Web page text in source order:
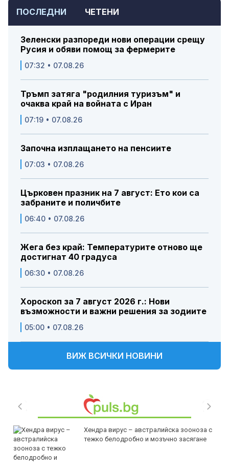
ПОСЛЕДНИ ЧЕТЕНИ
Зеленски разпореди нови операции срещу
Русия и обяви помощ за фермерите
07:32 • 07.08.26
Тръмп затяга "родилния туризъм" и
очаква край на войната с Иран
07:19 • 07.08.26
Започна изплащането на пенсиите
07:03 • 07.08.26
Църковен празник на 7 август: Ето кои са
забраните и поличбите
06:40 • 07.08.26
Жега без край: Температурите отново ще
достигнат 40 градуса
06:30 • 07.08.26
Хороскоп за 7 август 2026 г.: Нови
възможности и важни решения за зодиите
05:00 • 07.08.26
ВИЖ ВСИЧКИ НОВИНИ
Хендра вирус – австралийска зооноза с
тежко белодробно и мозъчно засягане